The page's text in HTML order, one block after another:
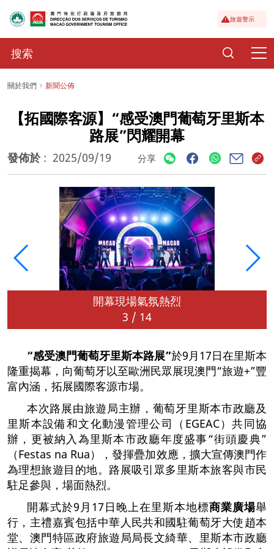
旅遊警示
關於我們 新聞公佈
【拓國際客源】“感受澳門葡萄牙里斯本
路展”閃耀開幕
發佈於 : 2025/09/19 分享
開幕現場氣氛熱烈
3 / 14
“感受澳門葡萄牙里斯本路展”於9月17日在里斯本
隆重揭幕，向葡萄牙以至歐洲民眾展現澳門“旅遊+”豐
富內涵，拓展國際客源市場。
本次路展由旅遊局主辦，葡萄牙里斯本市政廳及
里斯本設備和文化動漫管理公司（EGEAC）共同協
辦，更被納入為里斯本市政廳年度盛事“街頭慶典”
（Festas na Rua），發揮疊加效應，擴大宣傳澳門作
為理想旅遊目的地。路展吸引眾多里斯本旅客與市民
駐足參與，場面熱烈。
開幕式於9月17日晚上在里斯本地標商業廣場舉
行，主禮嘉賓包括中華人民共和國駐葡萄牙大使趙本
堂、澳門特區政府旅遊局局長文綺華、里斯本市政廳